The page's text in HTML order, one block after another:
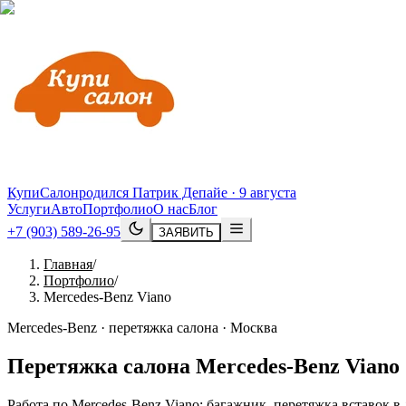
КупиСалонродился Патрик Депайе · 9 августа
УслугиАвтоПортфолиоО насБлог
+7 (903) 589-26-95
ЗАЯВИТЬ
Главная/
Портфолио/
Mercedes-Benz Viano
Mercedes-Benz · перетяжка салона · Москва
Перетяжка салона Mercedes-Benz Viano